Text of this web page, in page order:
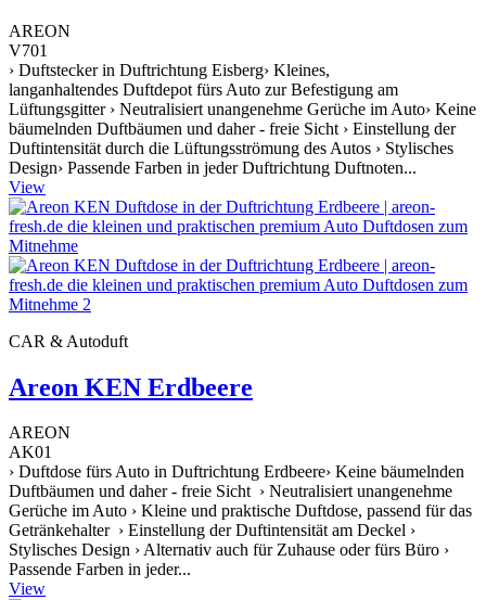
AREON
V701
› Duftstecker in Duftrichtung Eisberg› Kleines,
langanhaltendes Duftdepot fürs Auto zur Befestigung am
Lüftungsgitter › Neutralisiert unangenehme Gerüche im Auto› Keine
bäumelnden Duftbäumen und daher - freie Sicht › Einstellung der
Duftintensität durch die Lüftungsströmung des Autos › Stylisches
Design› Passende Farben in jeder Duftrichtung Duftnoten...
View
CAR & Autoduft
Areon KEN Erdbeere
AREON
AK01
› Duftdose fürs Auto in Duftrichtung Erdbeere› Keine bäumelnden
Duftbäumen und daher - freie Sicht › Neutralisiert unangenehme
Gerüche im Auto › Kleine und praktische Duftdose, passend für das
Getränkehalter › Einstellung der Duftintensität am Deckel ›
Stylisches Design › Alternativ auch für Zuhause oder fürs Büro ›
Passende Farben in jeder...
View